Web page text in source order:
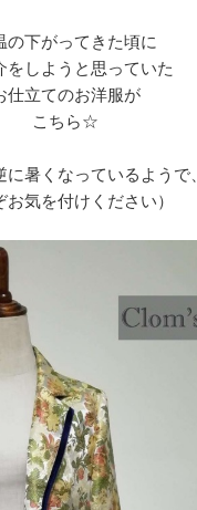
の下がってきた頃に
をしようと思っていた
仕立てのお洋服が
こちら☆
に暑くなっているようで、
お気を付けください）